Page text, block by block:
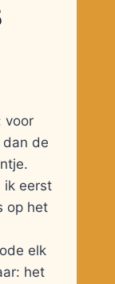
voor
dan de
ik eerst
op het
elk
het